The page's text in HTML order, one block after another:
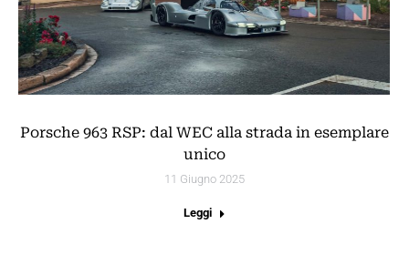
Porsche 963 RSP: dal WEC alla strada in esemplare
unico
11 Giugno 2025
Leggi